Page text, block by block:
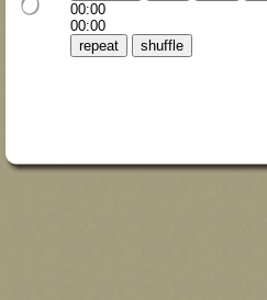
00:00
00:00
repeat
shuffle